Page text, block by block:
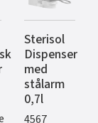
Sterisol
Dispenser
med
stålarm
0,7l
4567